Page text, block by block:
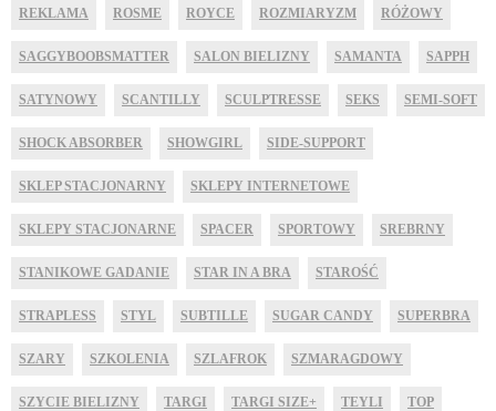
REKLAMA ROSME ROYCE ROZMIARYZM RÓŻOWY
SAGGYBOOBSMATTER SALON BIELIZNY SAMANTA SAPPH
SATYNOWY SCANTILLY SCULPTRESSE SEKS SEMI-SOFT
SHOCK ABSORBER SHOWGIRL SIDE-SUPPORT
SKLEP STACJONARNY SKLEPY INTERNETOWE
SKLEPY STACJONARNE SPACER SPORTOWY SREBRNY
STANIKOWE GADANIE STAR IN A BRA STAROŚĆ
STRAPLESS STYL SUBTILLE SUGAR CANDY SUPERBRA
SZARY SZKOLENIA SZLAFROK SZMARAGDOWY
SZYCIE BIELIZNY TARGI TARGI SIZE+ TEYLI TOP